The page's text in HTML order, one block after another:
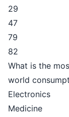
29
47
79
82
What is the
world
Electronics
Medicine